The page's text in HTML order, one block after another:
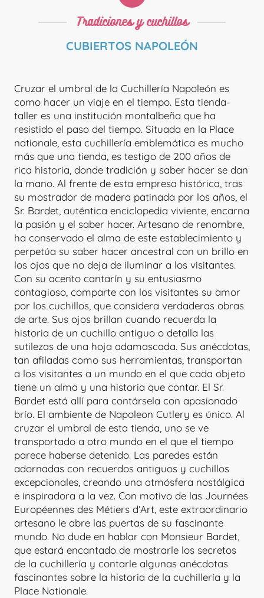
Tradiciones y cuchillos
CUBIERTOS NAPOLEÓN
Cruzar el umbral de la Cuchillería Napoleón es
como hacer un viaje en el tiempo. Esta tienda-
taller es una institución montalbeña que ha
resistido el paso del tiempo. Situada en la Place
nationale, esta cuchillería emblemática es mucho
más que una tienda, es testigo de 200 años de
rica historia, donde tradición y saber hacer se dan
la mano. Al frente de esta empresa histórica, tras
su mostrador de madera patinada por los años, el
Sr. Bardet, auténtica enciclopedia viviente, encarna
la pasión y el saber hacer. Artesano de renombre,
ha conservado el alma de este establecimiento y
perpetúa su saber hacer ancestral con un brillo en
los ojos que no deja de iluminar a los visitantes.
Con su acento cantarín y su entusiasmo
contagioso, comparte con los visitantes su amor
por los cuchillos, que considera verdaderas obras
de arte. Sus ojos brillan cuando recuerda la
historia de un cuchillo antiguo o detalla las
sutilezas de una hoja adamascada. Sus anécdotas,
tan afiladas como sus herramientas, transportan
a los visitantes a un mundo en el que cada objeto
tiene un alma y una historia que contar. El Sr.
Bardet está allí para contársela con apasionado
brío. El ambiente de Napoleon Cutlery es único. Al
cruzar el umbral de esta tienda, uno se ve
transportado a otro mundo en el que el tiempo
parece haberse detenido. Las paredes están
adornadas con recuerdos antiguos y cuchillos
excepcionales, creando una atmósfera nostálgica
e inspiradora a la vez. Con motivo de las Journées
Européennes des Métiers d’Art, este extraordinario
artesano le abre las puertas de su fascinante
mundo. No dude en hablar con Monsieur Bardet,
que estará encantado de mostrarle los secretos
de la cuchillería y contarle algunas anécdotas
fascinantes sobre la historia de la cuchillería y la
Place Nationale.